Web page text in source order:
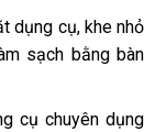
dụng cụ, khe nhỏ
sạch bằng bàn
cụ chuyên dụng